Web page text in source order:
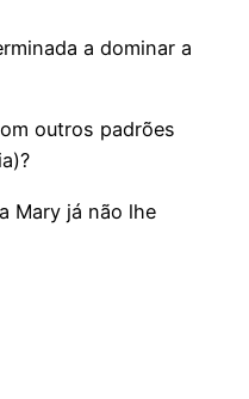
a dominar a
outros padrões
Mary já não lhe